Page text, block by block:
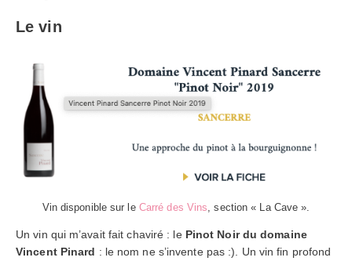
Le vin
Vin disponible sur leCarré des Vins , section « La Cave ».
Un vin qui m’avait fait chaviré : le Pinot Noir du domaine
Vincent Pinard : le nom ne s’invente pas :). Un vin fin profond